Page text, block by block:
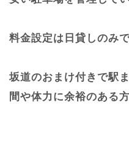
料金設定は日貸しのみ
坂道のおまけ付きで駅
間や体力に余裕のある